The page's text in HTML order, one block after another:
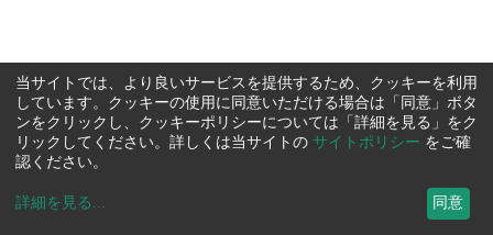
当サイトでは、より良いサービスを提供するため、クッキーを利用
しています。クッキーの使用に同意いただける場合は「同意」ボタ
ンをクリックし、クッキーポリシーについては「詳細を見る」をク
リックしてください。詳しくは当サイトの サイトポリシー をご確
認ください。
詳細を見る ... 同意